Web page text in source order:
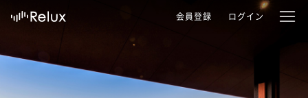
会員登録 ログイン